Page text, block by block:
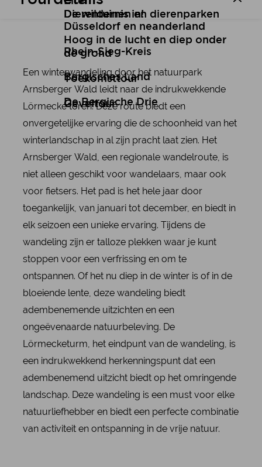
De wildernis in!
Hoog in de lucht en diep onder
de grond
Toekomsttour
Geveltour
Düsseldorf en neanderland
Rhein-Sieg-Kreis
Bergisches Land
De Bergische Drie
Dierentuinen en dierenparken
Een winterwandeling door het natuurpark
Arnsberger Wald leidt naar de indrukwekkende
Lörmecke toren. Deze route biedt een
onvergetelijke ervaring die de schoonheid van het
winterlandschap in al zijn pracht laat zien. Het
Arnsberger Wald, een regionale wandelroute, is
niet alleen geschikt voor wandelaars, maar ook
voor fietsers. Het pad is het hele jaar door
toegankelijk, van januari tot december, en biedt in
elk seizoen een unieke ervaring. Tijdens de
wandeling zijn er talloze plekken waar je kunt
stoppen voor een verfrissing en om te
ontspannen. Of het nu diep in de winter is of in de
bloeiende lente, deze wandeling biedt
adembenemende uitzichten en een
ongeëvenaarde natuurbeleving. De
Lörmecketurm, het eindpunt van de wandeling, is
een indrukwekkend herkenningspunt dat een
adembenemend uitzicht biedt op het omringende
landschap. Deze wandeling is een must voor elke
natuurliefhebber en biedt een perfecte combinatie
van activiteit en ontspanning in de vrije natuur.